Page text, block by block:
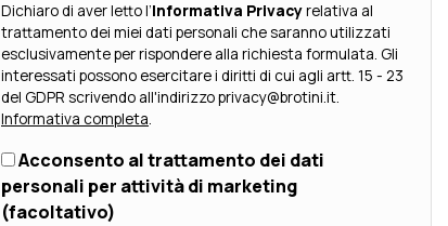
Dichiaro di aver letto l’Informativa Privacyrelativa al
trattamento dei miei dati personali che saranno utilizzati
esclusivamente per rispondere alla richiesta formulata. Gli
interessati possono esercitare i diritti di cui agli artt. 15 - 23
del GDPR scrivendo all'indirizzo privacy@brotini.it.
Informativa completa.
Acconsento al trattamento dei dati
personali per attività di marketing
(facoltativo)